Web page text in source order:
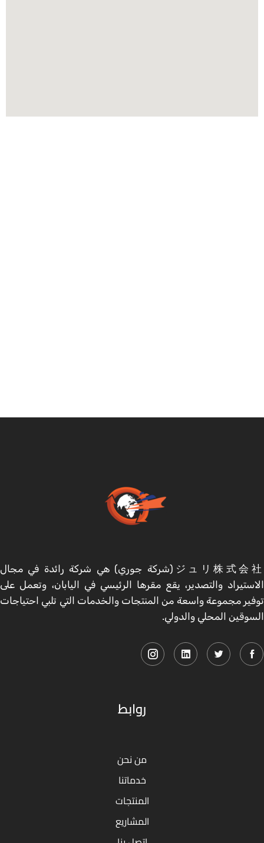
ジュリ株式会社 (شركة جوري) هي شركة رائدة في مجال
الاستيراد والتصدير، يقع مقرها الرئيسي في اليابان، وتعمل على
توفير مجموعة واسعة من المنتجات والخدمات التي تلبي احتياجات
السوقين المحلي والدولي.
روابط
من نحن
خدماتنا
المنتجات
المشاريع